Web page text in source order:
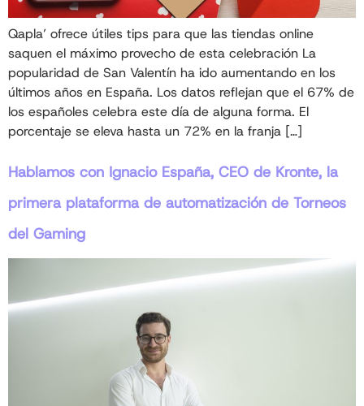
Qapla’ ofrece útiles tips para que las tiendas online
saquen el máximo provecho de esta celebración La
popularidad de San Valentín ha ido aumentando en los
últimos años en España. Los datos reflejan que el 67% de
los españoles celebra este día de alguna forma. El
porcentaje se eleva hasta un 72% en la franja […]
Hablamos con Ignacio España, CEO de Kronte, la
primera plataforma de automatización de Torneos
del Gaming